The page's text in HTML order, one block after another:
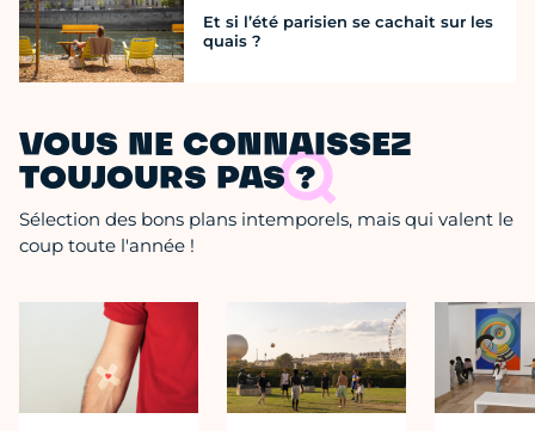
Et si l’été parisien se cachait sur les
quais ?
VOUS NE CONNAISSEZ
TOUJOURS PAS ?
Sélection des bons plans intemporels, mais qui valent le
coup toute l'année !